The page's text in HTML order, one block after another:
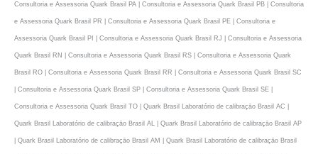
Consultoria e Assessoria Quark Brasil PA | Consultoria e Assessoria Quark Brasil PB | Consultoria
e Assessoria Quark Brasil PR | Consultoria e Assessoria Quark Brasil PE | Consultoria e
Assessoria Quark Brasil PI | Consultoria e Assessoria Quark Brasil RJ | Consultoria e Assessoria
Quark Brasil RN | Consultoria e Assessoria Quark Brasil RS | Consultoria e Assessoria Quark
Brasil RO | Consultoria e Assessoria Quark Brasil RR | Consultoria e Assessoria Quark Brasil SC
| Consultoria e Assessoria Quark Brasil SP | Consultoria e Assessoria Quark Brasil SE |
Consultoria e Assessoria Quark Brasil TO | Quark Brasil Laboratório de calibraçāo Brasil AC |
Quark Brasil Laboratório de calibraçāo Brasil AL | Quark Brasil Laboratório de calibraçāo Brasil AP
| Quark Brasil Laboratório de calibraçāo Brasil AM | Quark Brasil Laboratório de calibraçāo Brasil